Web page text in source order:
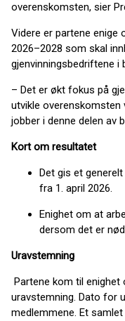
overenskomsten, sier
Videre er partene enige
2026–2028 som skal
gjenvinningsbedriftene i
– Det er økt fokus på
utvikle
jobber i denne delen av
Kort om resultatet
Det gis et
fra 1. april 2026.
Enighet om at
dersom det er
Uravstemning
Partene kom til
uravstemning. Dato for
medlemmene. Et